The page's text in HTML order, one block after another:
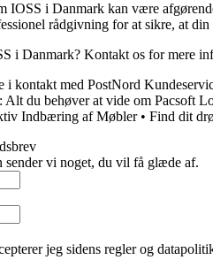
IOSS i Danmark kan være
rådgivning for at sikre, at
i Danmark? Kontakt os for mere
i kontakt med PostNord
Alt du behøver at vide om Pacsoft
Indbæring af Møbler• Find dit
sender vi noget, du vil få glæde af.
jeg sidens regler og